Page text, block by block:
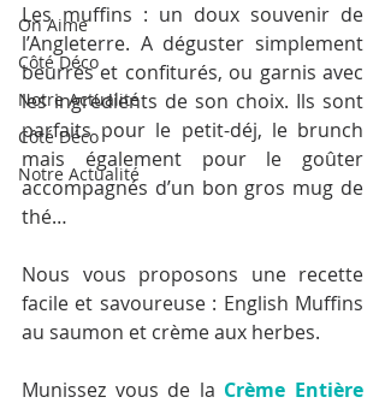
On Aime
Côté Déco
Notre Actualité
Côté Déco
Notre Actualité
Les muffins : un doux souvenir de
l’Angleterre. A déguster simplement
beurrés et confiturés, ou garnis avec
les ingrédients de son choix. Ils sont
parfaits pour le petit-déj, le brunch
mais également pour le goûter
accompagnés d’un bon gros mug de
thé…
Nous vous proposons une recette
facile et savoureuse : English Muffins
au saumon et crème aux herbes.
Munissez vous de la Crème Entière